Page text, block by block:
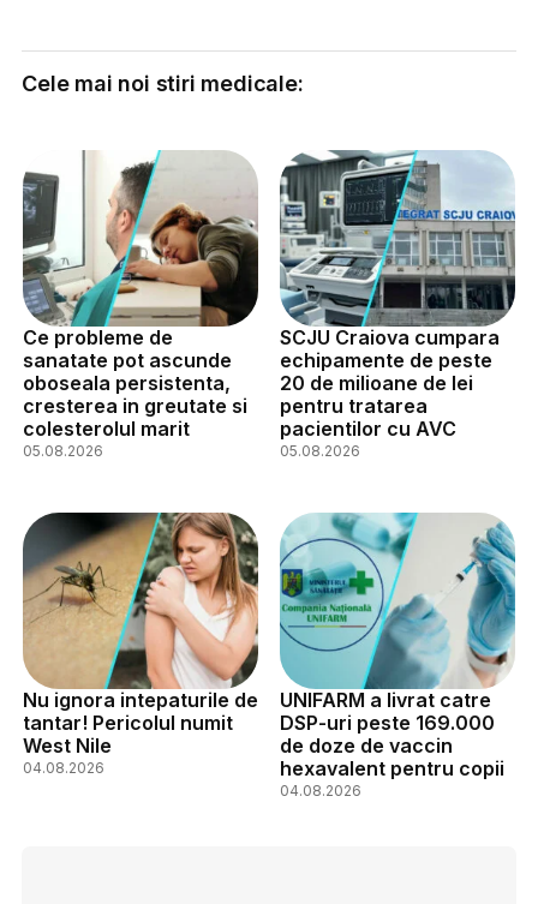
Cele mai noi stiri medicale:
Ce probleme de
sanatate pot ascunde
oboseala persistenta,
cresterea in greutate si
colesterolul marit
05.08.2026
SCJU Craiova cumpara
echipamente de peste
20 de milioane de lei
pentru tratarea
pacientilor cu AVC
05.08.2026
Nu ignora intepaturile de
tantar! Pericolul numit
West Nile
04.08.2026
UNIFARM a livrat catre
DSP-uri peste 169.000
de doze de vaccin
hexavalent pentru copii
04.08.2026